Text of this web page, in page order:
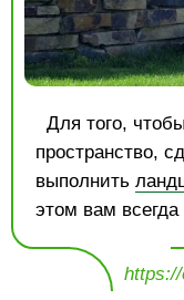
Для того,
пространство,
выполнить
этом вам